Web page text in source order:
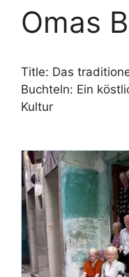
Omas
Title: Das
Buchteln: Ein
Kultur